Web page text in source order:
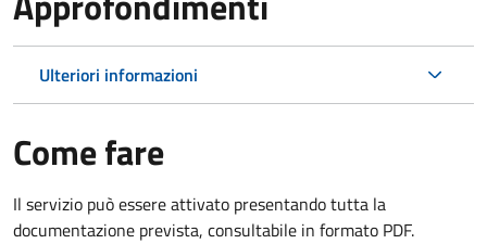
Ulteriori informazioni
Come fare
Il servizio può essere attivato presentando tutta la
documentazione prevista, consultabile in formato PDF.